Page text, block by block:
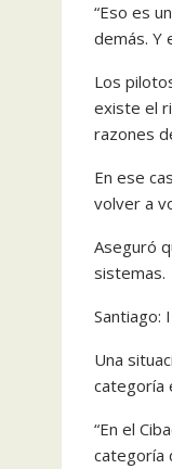
“Eso es
demás. Y
Los
existe el
razones
En ese
volver a
Aseguró
sistemas.
Santiago:
Una
categoría
“En el
categoría